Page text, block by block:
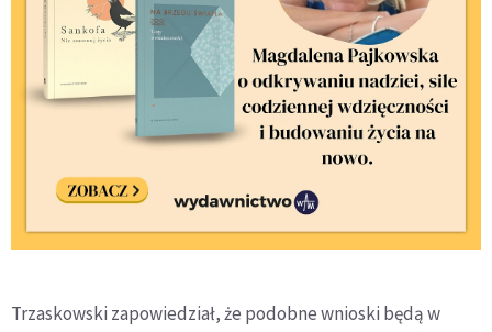
Trzaskowski zapowiedział, że podobne wnioski będą w